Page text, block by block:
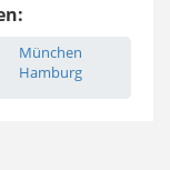
München
Hamburg